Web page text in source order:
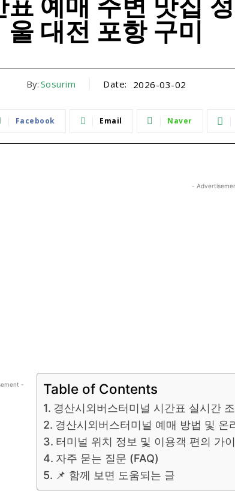
예매 주변 맛집
울 대전 포항 구미
By: Sosurim Date: 2026-03-02
Facebook Email Naver
-
- Table of Contents
경산시외버스터미널 시간표 실시간
경산시외버스터미널 예매 방법 및 온
터미널 위치 정보 및 이용객 편의 가
자주 묻는 질문 (FAQ)
📌 함께 보면 도움되는 글